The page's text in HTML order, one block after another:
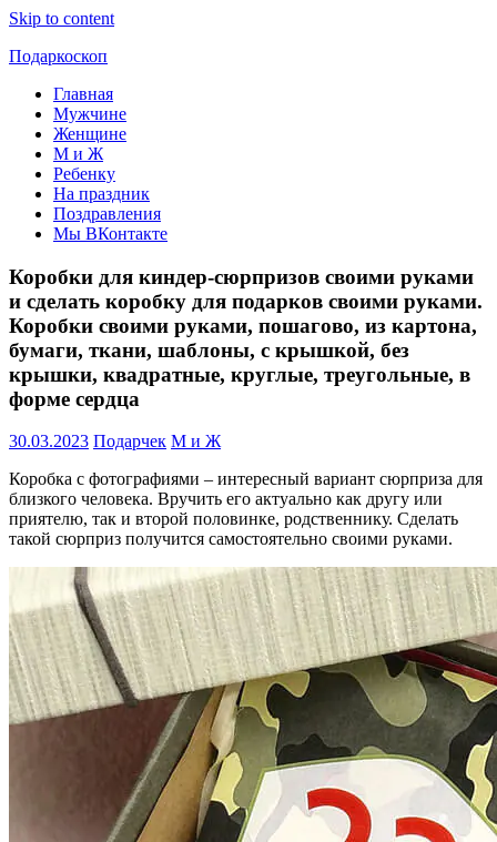
Skip to content
Подаркоскоп
Поможем
выбрать
подарить
Главная
Мужчине
Женщине
М и Ж
Ребенку
На праздник
Поздравления
Мы ВКонтакте
Коробки для киндер-сюрпризов своими руками
и сделать коробку для подарков своими руками.
Коробки своими руками, пошагово, из картона,
бумаги, ткани, шаблоны, с крышкой, без
крышки, квадратные, круглые, треугольные, в
форме сердца
30.03.2023 Подарчек М и Ж
Коробка с фотографиями – интересный вариант сюрприза для
близкого человека. Вручить его актуально как другу или
приятелю, так и второй половинке, родственнику. Сделать
такой сюрприз получится самостоятельно своими руками.